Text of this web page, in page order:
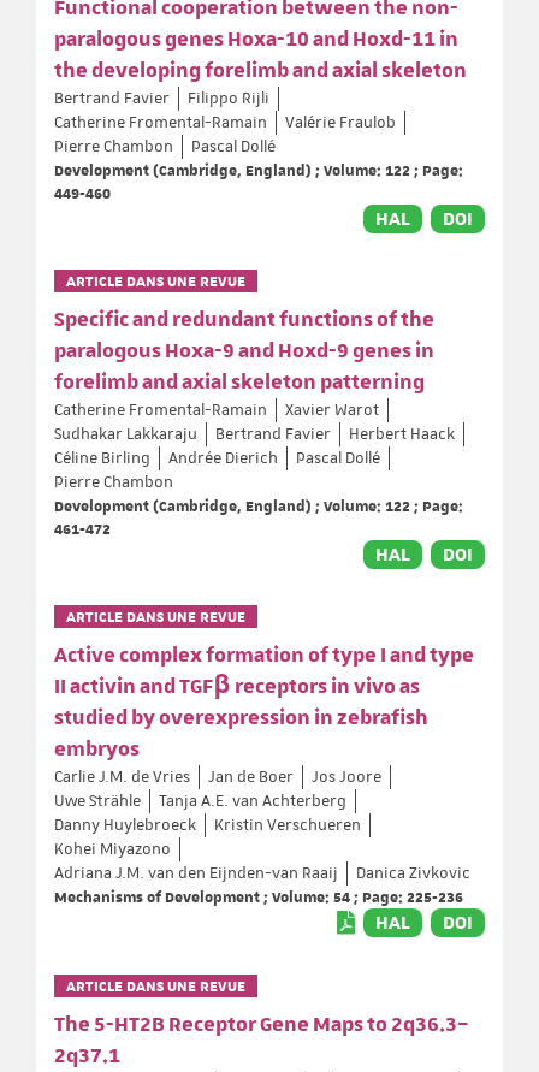
Functional cooperation between the non-
paralogous genes Hoxa-10 and Hoxd-11 in
the developing forelimb and axial skeleton
Bertrand Favier
Filippo Rijli
Catherine Fromental-Ramain
Valérie Fraulob
Pierre Chambon
Pascal Dollé
Development (Cambridge, England) ; Volume: 122 ; Page:
449-460
HAL DOI
ARTICLE DANS UNE REVUE
Specific and redundant functions of the
paralogous Hoxa-9 and Hoxd-9 genes in
forelimb and axial skeleton patterning
Catherine Fromental-Ramain
Xavier Warot
Sudhakar Lakkaraju
Bertrand Favier
Herbert Haack
Céline Birling
Andrée Dierich
Pascal Dollé
Pierre Chambon
Development (Cambridge, England) ; Volume: 122 ; Page:
461-472
HAL DOI
ARTICLE DANS UNE REVUE
Active complex formation of type I and type
II activin and TGFβ receptors in vivo as
studied by overexpression in zebrafish
embryos
Carlie J.M. de Vries Jan de Boer
Jos Joore
Uwe Strähle
Tanja A.E. van Achterberg
Danny Huylebroeck
Kristin Verschueren
Kohei Miyazono
Adriana J.M. van den Eijnden-van Raaij
Danica Zivkovic
Mechanisms of Development ; Volume: 54 ; Page: 225-236
HAL DOI
ARTICLE DANS UNE REVUE
The 5-HT2B Receptor Gene Maps to 2q36.3–
2q37.1